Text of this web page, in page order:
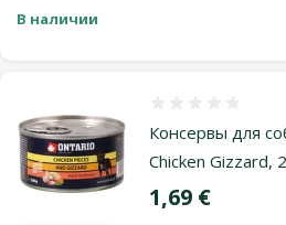
В наличии
Консервы для
Chicken Gizzard,
Цена
1,69 €